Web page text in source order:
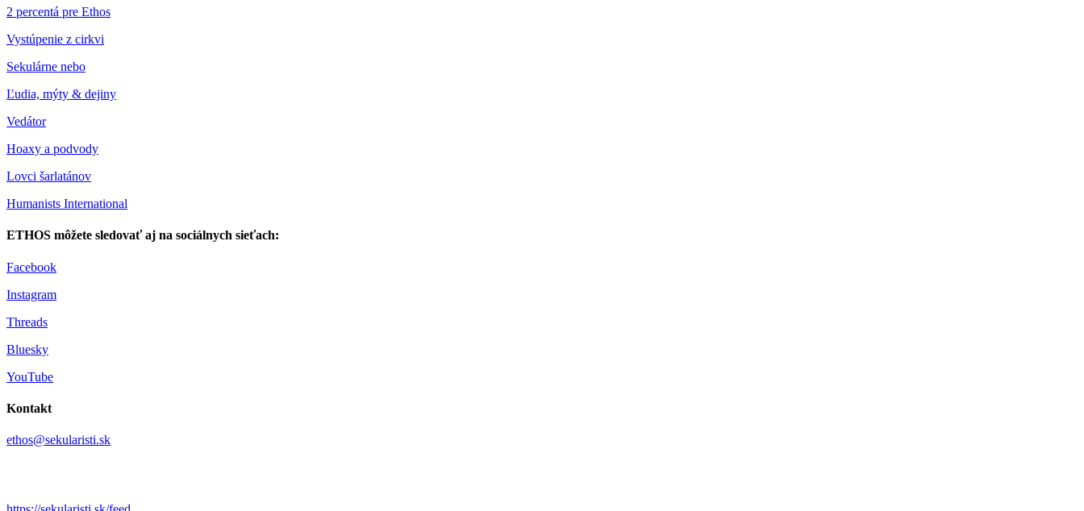
2 percentá pre Ethos
Vystúpenie z cirkvi
Sekulárne nebo
Ľudia, mýty & dejiny
Vedátor
Hoaxy a podvody
Lovci šarlatánov
Humanists International
ETHOS môžete sledovať aj na sociálnych sieťach:
Facebook
Instagram
Threads
Bluesky
YouTube
Kontakt
ethos@sekularisti.sk